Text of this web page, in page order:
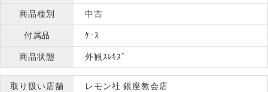
商品種別 中古
付属品 ｹｰｽ
商品状態 外観ｽﾚｷｽﾞ
取り扱い店舗 レモン社 銀座教会店